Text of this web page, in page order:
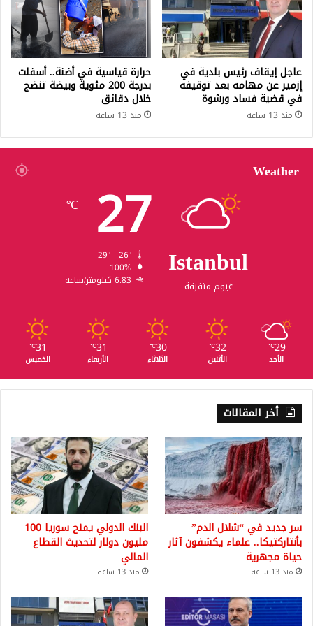
عاجل إيقاف رئيس بلدية في
إزمير عن مهامه بعد توقيفه
في قضية فساد ورشوة
منذ 13 ساعة
حرارة قياسية في أضنة.. أسفلت
بدرجة 200 مئوية وبيضة تنضج
خلال دقائق
منذ 13 ساعة
Weather
Istanbul
غيوم متفرقة
27
℃
100%
6.83 كيلومتر/ساعة
29
℃
الأحد
32
℃
الأثنين
30
℃
الثلاثاء
31
℃
الأربعاء
31
℃
الخميس
أخر المقالات
سر جديد في “شلال الدم”
بأنتاركتيكا.. علماء يكشفون آثار
حياة مجهرية
منذ 13 ساعة
البنك الدولي يمنح سوريا 100
مليون دولار لتحديث القطاع
المالي
منذ 13 ساعة